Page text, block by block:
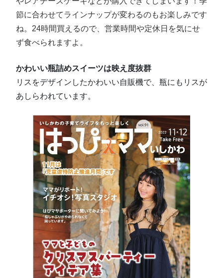
節に合わせてラインナップが変わるのもお楽しみです
ね。24時間買えるので、営業時間や定休日を気にせ
ず食べられますよ。
かわいい瓶詰めスイーツは映え度抜群
リスをデザインしたかわいい自販機で、瓶にもリスが
あしらわれています。